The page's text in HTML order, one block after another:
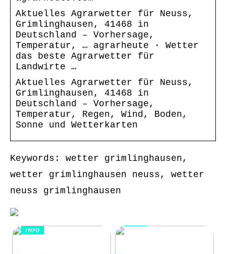
Aktuelles Agrarwetter für Neuss,
Grimlinghausen, 41468 in
Deutschland – Vorhersage,
Temperatur, … agrarheute · Wetter
das beste Agrarwetter für
Landwirte …
Aktuelles Agrarwetter für Neuss,
Grimlinghausen, 41468 in
Deutschland – Vorhersage,
Temperatur, Regen, Wind, Boden,
Sonne und Wetterkarten
Keywords: wetter grimlinghausen,
wetter grimlinghausen neuss, wetter
neuss grimlinghausen
INFO